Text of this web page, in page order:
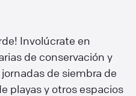
Involúcrate en
de conservación y
de siembra de
playas y otros espacios